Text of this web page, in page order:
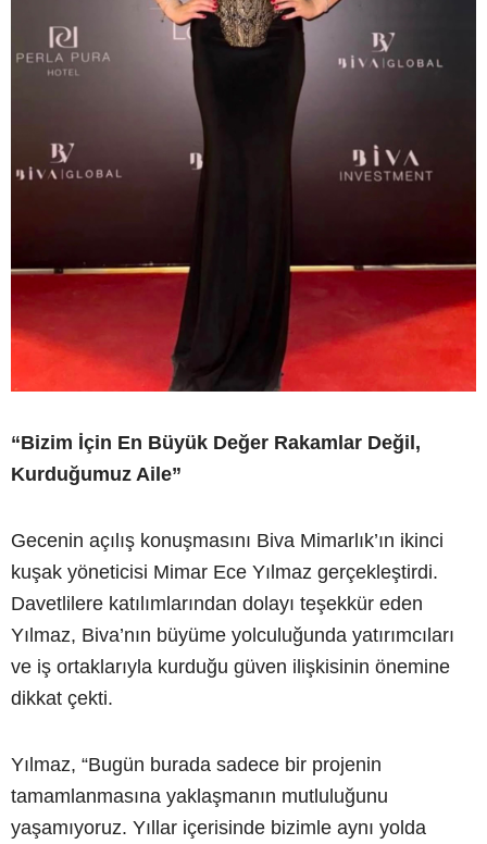
“Bizim İçin En Büyük Değer Rakamlar Değil,
Kurduğumuz Aile”
Gecenin açılış konuşmasını Biva Mimarlık’ın ikinci
kuşak yöneticisi Mimar Ece Yılmaz gerçekleştirdi.
Davetlilere katılımlarından dolayı teşekkür eden
Yılmaz, Biva’nın büyüme yolculuğunda yatırımcıları
ve iş ortaklarıyla kurduğu güven ilişkisinin önemine
dikkat çekti.
Yılmaz, “Bugün burada sadece bir projenin
tamamlanmasına yaklaşmanın mutluluğunu
yaşamıyoruz. Yıllar içerisinde bizimle aynı yolda